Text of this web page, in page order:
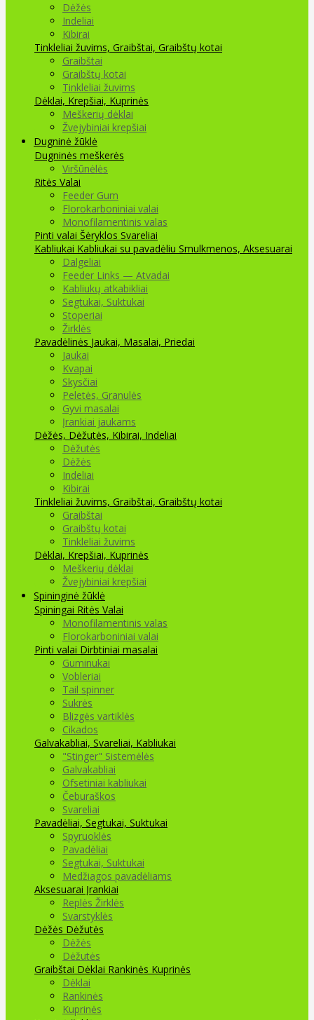
Dėžės
Indeliai
Kibirai
Tinkleliai žuvims, Graibštai, Graibštų kotai
Graibštai
Graibštų kotai
Tinkleliai žuvims
Dėklai, Krepšiai, Kuprinės
Meškerių dėklai
Žvejybiniai krepšiai
Dugninė žūklė
Dugninės meškerės
Viršūnėlės
Ritės Valai
Feeder Gum
Florokarboniniai valai
Monofilamentinis valas
Pinti valai Šėryklos Svareliai
Kabliukai Kabliukai su pavadėliu Smulkmenos, Aksesuarai
Dalgeliai
Feeder Links — Atvadai
Kabliukų atkabikliai
Segtukai, Suktukai
Stoperiai
Žirklės
Pavadėlinės Jaukai, Masalai, Priedai
Jaukai
Kvapai
Skysčiai
Peletės, Granulės
Gyvi masalai
Įrankiai jaukams
Dėžės, Dėžutės, Kibirai, Indeliai
Dėžutės
Dėžės
Indeliai
Kibirai
Tinkleliai žuvims, Graibštai, Graibštų kotai
Graibštai
Graibštų kotai
Tinkleliai žuvims
Dėklai, Krepšiai, Kuprinės
Meškerių dėklai
Žvejybiniai krepšiai
Spininginė žūklė
Spiningai Ritės Valai
Monofilamentinis valas
Florokarboniniai valai
Pinti valai Dirbtiniai masalai
Guminukai
Vobleriai
Tail spinner
Sukrės
Blizgės vartiklės
Cikados
Galvakabliai, Svareliai, Kabliukai
"Stinger" Sistemėlės
Galvakabliai
Ofsetiniai kabliukai
Čeburaškos
Svareliai
Pavadėliai, Segtukai, Suktukai
Spyruoklės
Pavadėliai
Segtukai, Suktukai
Medžiagos pavadėliams
Aksesuarai Įrankiai
Replės Žirklės
Svarstyklės
Dėžės Dėžutės
Dėžės
Dėžutės
Graibštai Dėklai Rankinės Kuprinės
Dėklai
Rankinės
Kuprinės